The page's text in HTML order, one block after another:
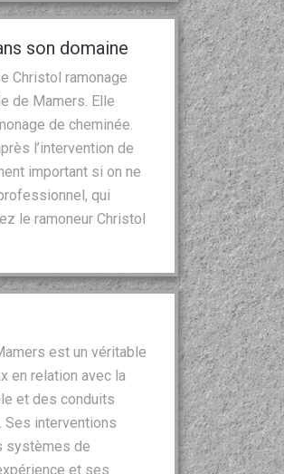
son domaine
Christol ramonage
de Mamers. Elle
de cheminée.
l’intervention de
important si on ne
qui
le ramoneur Christol
est un véritable
en relation avec la
et des conduits
interventions
systèmes de
et ses